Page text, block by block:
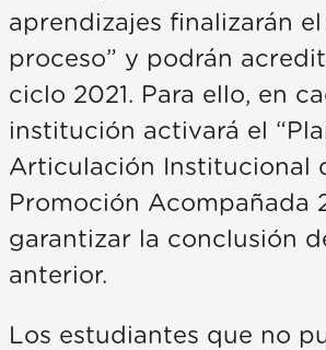
aprendizajes finalizarán el
proceso” y podrán
ciclo 2021. Para ello, en
institución activará el
Articulación Institucional
Promoción Acompañada
garantizar la conclusión
anterior.
Los estudiantes que no